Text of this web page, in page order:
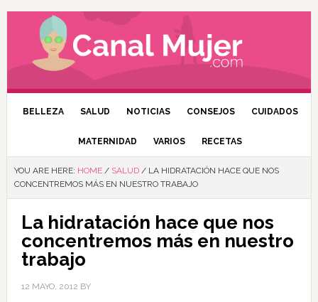
BELLEZA SALUD NOTICIAS CONSEJOS CUIDADOS
MATERNIDAD VARIOS RECETAS
YOU ARE HERE: HOME / SALUD /LA HIDRATACIÓN HACE QUE NOS
CONCENTREMOS MÁS EN NUESTRO TRABAJO
La hidratación hace que nos
concentremos más en nuestro
trabajo
12 MAYO, 2012 BY